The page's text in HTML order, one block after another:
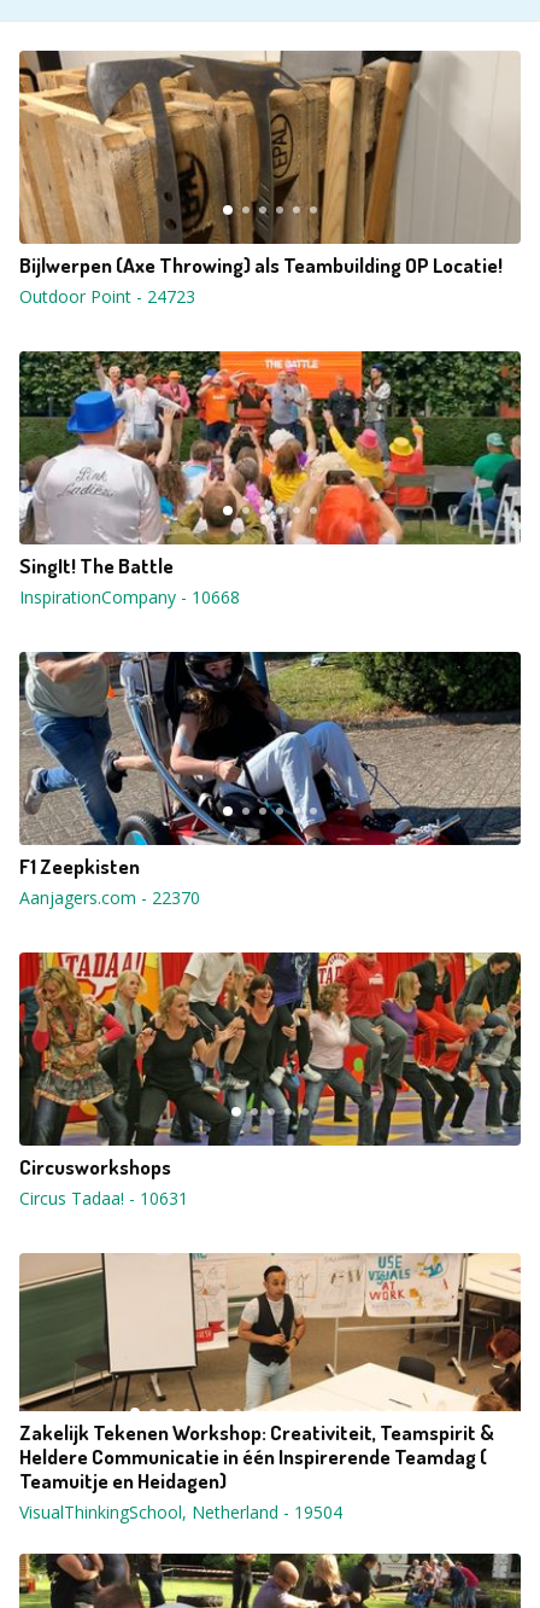
Bijlwerpen (Axe Throwing) als Teambuilding OP Locatie!
Outdoor Point - 24723
SingIt! The Battle
InspirationCompany - 10668
F1 Zeepkisten
Aanjagers.com - 22370
Circusworkshops
Circus Tadaa! - 10631
Zakelijk Tekenen Workshop: Creativiteit, Teamspirit &
Heldere Communicatie in één Inspirerende Teamdag (
Teamuitje en Heidagen)
VisualThinkingSchool, Netherland - 19504